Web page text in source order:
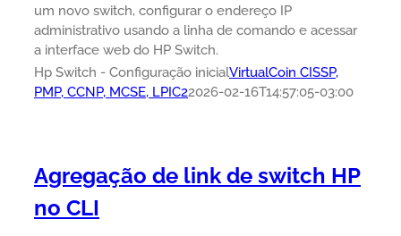
um novo switch, configurar o endereço IP
administrativo usando a linha de comando e acessar
a interface web do HP Switch.
Hp Switch - Configuração inicialVirtualCoin CISSP,
PMP, CCNP, MCSE, LPIC22026-02-16T14:57:05-03:00
Agregação de link de switch HP
no CLI